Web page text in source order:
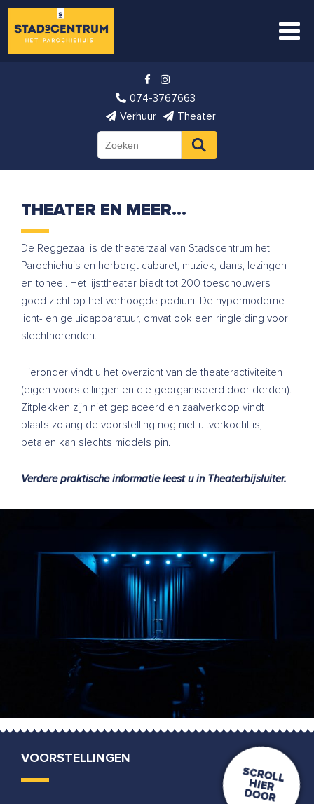
074-3767663
Verhuur
Theater
THEATER EN MEER…
De Reggezaal is de theaterzaal van Stadscentrum het
Parochiehuis en herbergt cabaret, muziek, dans, lezingen
en toneel. Het lijsttheater biedt tot 200 toeschouwers
goed zicht op het verhoogde podium. De hypermoderne
licht- en geluidapparatuur, omvat ook een ringleiding voor
slechthorenden.
Hieronder vindt u het overzicht van de theateractiviteiten
(eigen voorstellingen en die georganiseerd door derden).
Zitplekken zijn niet geplaceerd en zaalverkoop vindt
plaats zolang de voorstelling nog niet uitverkocht is,
betalen kan slechts middels pin.
Verdere praktische informatie leest u in Theaterbijsluiter.
VOORSTELLINGEN